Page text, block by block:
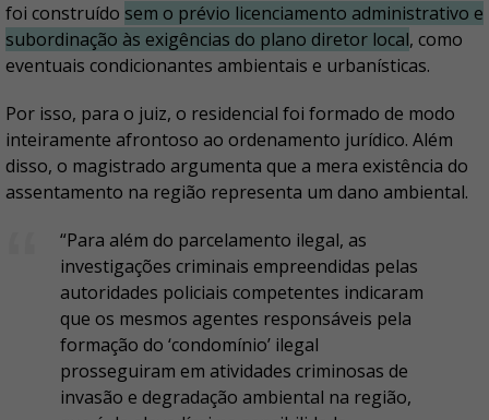
foi construído sem o prévio licenciamento administrativo e
subordinação às exigências do plano diretor local, como
eventuais condicionantes ambientais e urbanísticas.
Por isso, para o juiz, o residencial foi formado de modo
inteiramente afrontoso ao ordenamento jurídico. Além
disso, o magistrado argumenta que a mera existência do
assentamento na região representa um dano ambiental.
“Para além do parcelamento ilegal, as
investigações criminais empreendidas pelas
autoridades policiais competentes indicaram
que os mesmos agentes responsáveis pela
formação do ‘condomínio’ ilegal
prosseguiram em atividades criminosas de
invasão e degradação ambiental na região,